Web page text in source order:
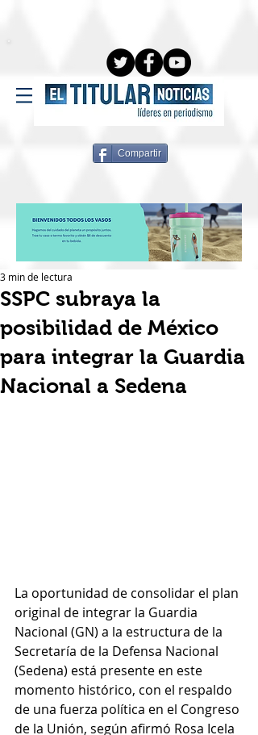
Compartir
SSPC subraya la
posibilidad de México
para integrar la Guardia
Nacional a Sedena
3 min de lectura
La oportunidad de consolidar el plan
original de integrar la Guardia
Nacional (GN) a la estructura de la
Secretaría de la Defensa Nacional
(Sedena) está presente en este
momento histórico, con el respaldo
de una fuerza política en el Congreso
de la Unión, según afirmó Rosa Icela